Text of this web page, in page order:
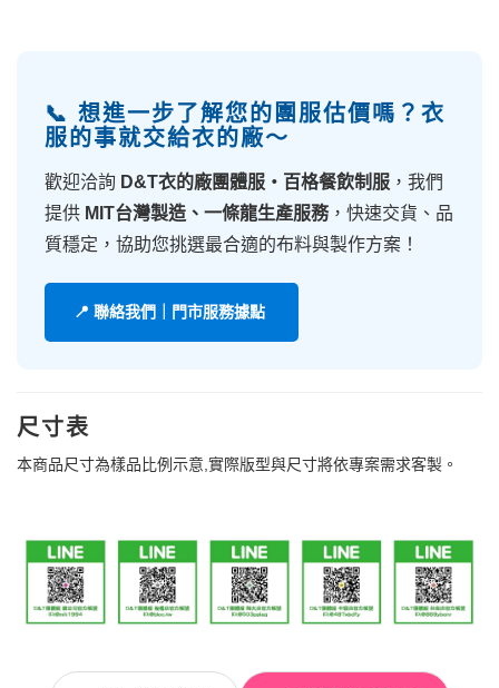
📞 想進一步了解您的團服估價嗎？衣
服的事就交給衣的廠～
歡迎洽詢 D&T衣的廠團體服・百格餐飲制服 ，我們
提供 MIT台灣製造、一條龍生產服務，快速交貨、品
質穩定，協助您挑選最合適的布料與製作方案！
📍 聯絡我們｜門市服務據點
尺寸表
本商品尺寸為樣品比例示意,實際版型與尺寸將依專案需求客製。